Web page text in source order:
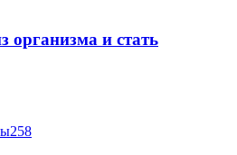
организма и стать
258